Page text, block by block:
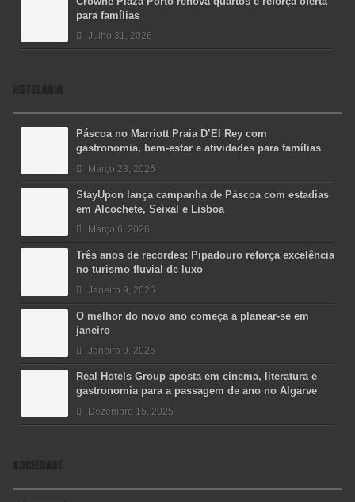
para famílias
Julho 31, 2026
HOTELARIA
Páscoa no Marriott Praia D’El Rey com
gastronomia, bem-estar e atividades para famílias
Março 23, 2026
StayUpon lança campanha de Páscoa com estadias
em Alcochete, Seixal e Lisboa
Março 6, 2026
Três anos de recordes: Pipadouro reforça excelência
no turismo fluvial de luxo
Janeiro 9, 2026
O melhor do novo ano começa a planear-se em
janeiro
Janeiro 9, 2026
Real Hotels Group aposta em cinema, literatura e
gastronomia para a passagem de ano no Algarve
Dezembro 15, 2025
SOCIEDADE